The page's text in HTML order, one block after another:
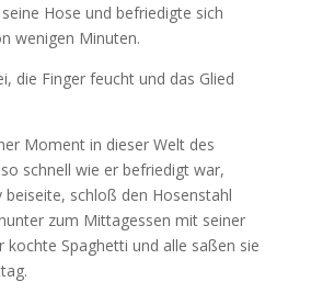
Hose und befriedigte sich
wenigen Minuten.
die Finger feucht und das Glied
Moment in dieser Welt des
schnell wie er befriedigt war,
beiseite, schloß den Hosenstahl
zum Mittagessen mit seiner
kochte Spaghetti und alle saßen sie